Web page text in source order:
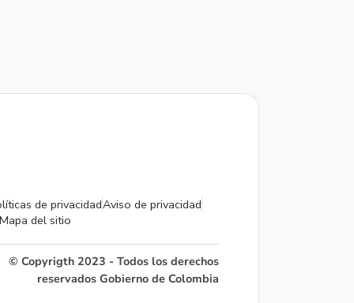
de privacidadAviso de privacidad
Mapa del sitio
© Copyrigth 2023 - Todos los derechos
reservados Gobierno de Colombia